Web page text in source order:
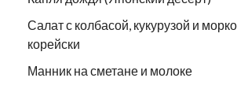
Салат с колбасой, кукурузой и
корейски
Манник на сметане и молоке